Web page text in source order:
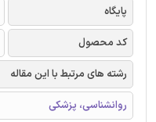
پایگاه
کد محصول
رشته های مرتبط با این مقاله
روانشناسی، پزشکی